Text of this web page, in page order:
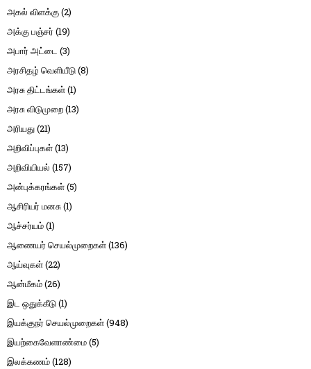
அகல் விளக்கு(2)
அக்கு பஞ்சர் (19)
அபார் அட்டை (3)
அரசிதழ் வெளியீடு(8)
அரசு திட்டங்கள்(1)
அரசு விடுமுறை(13)
அரியது(21)
அறிவிப்புகள்(13)
அறிவியியல் (157)
அன்புக்கரங்கள்(5)
ஆசிரியர் மனசு(1)
ஆச்சர்யம்(1)
ஆணையர் செயல்முறைகள்(136)
ஆய்வுகள்(22)
ஆன்மீகம்(26)
இட ஒதுக்கீடு(1)
இயக்குநர் செயல்முறைகள்(948)
இயற்கைவேளாண்மை(5)
இலக்கணம்(128)